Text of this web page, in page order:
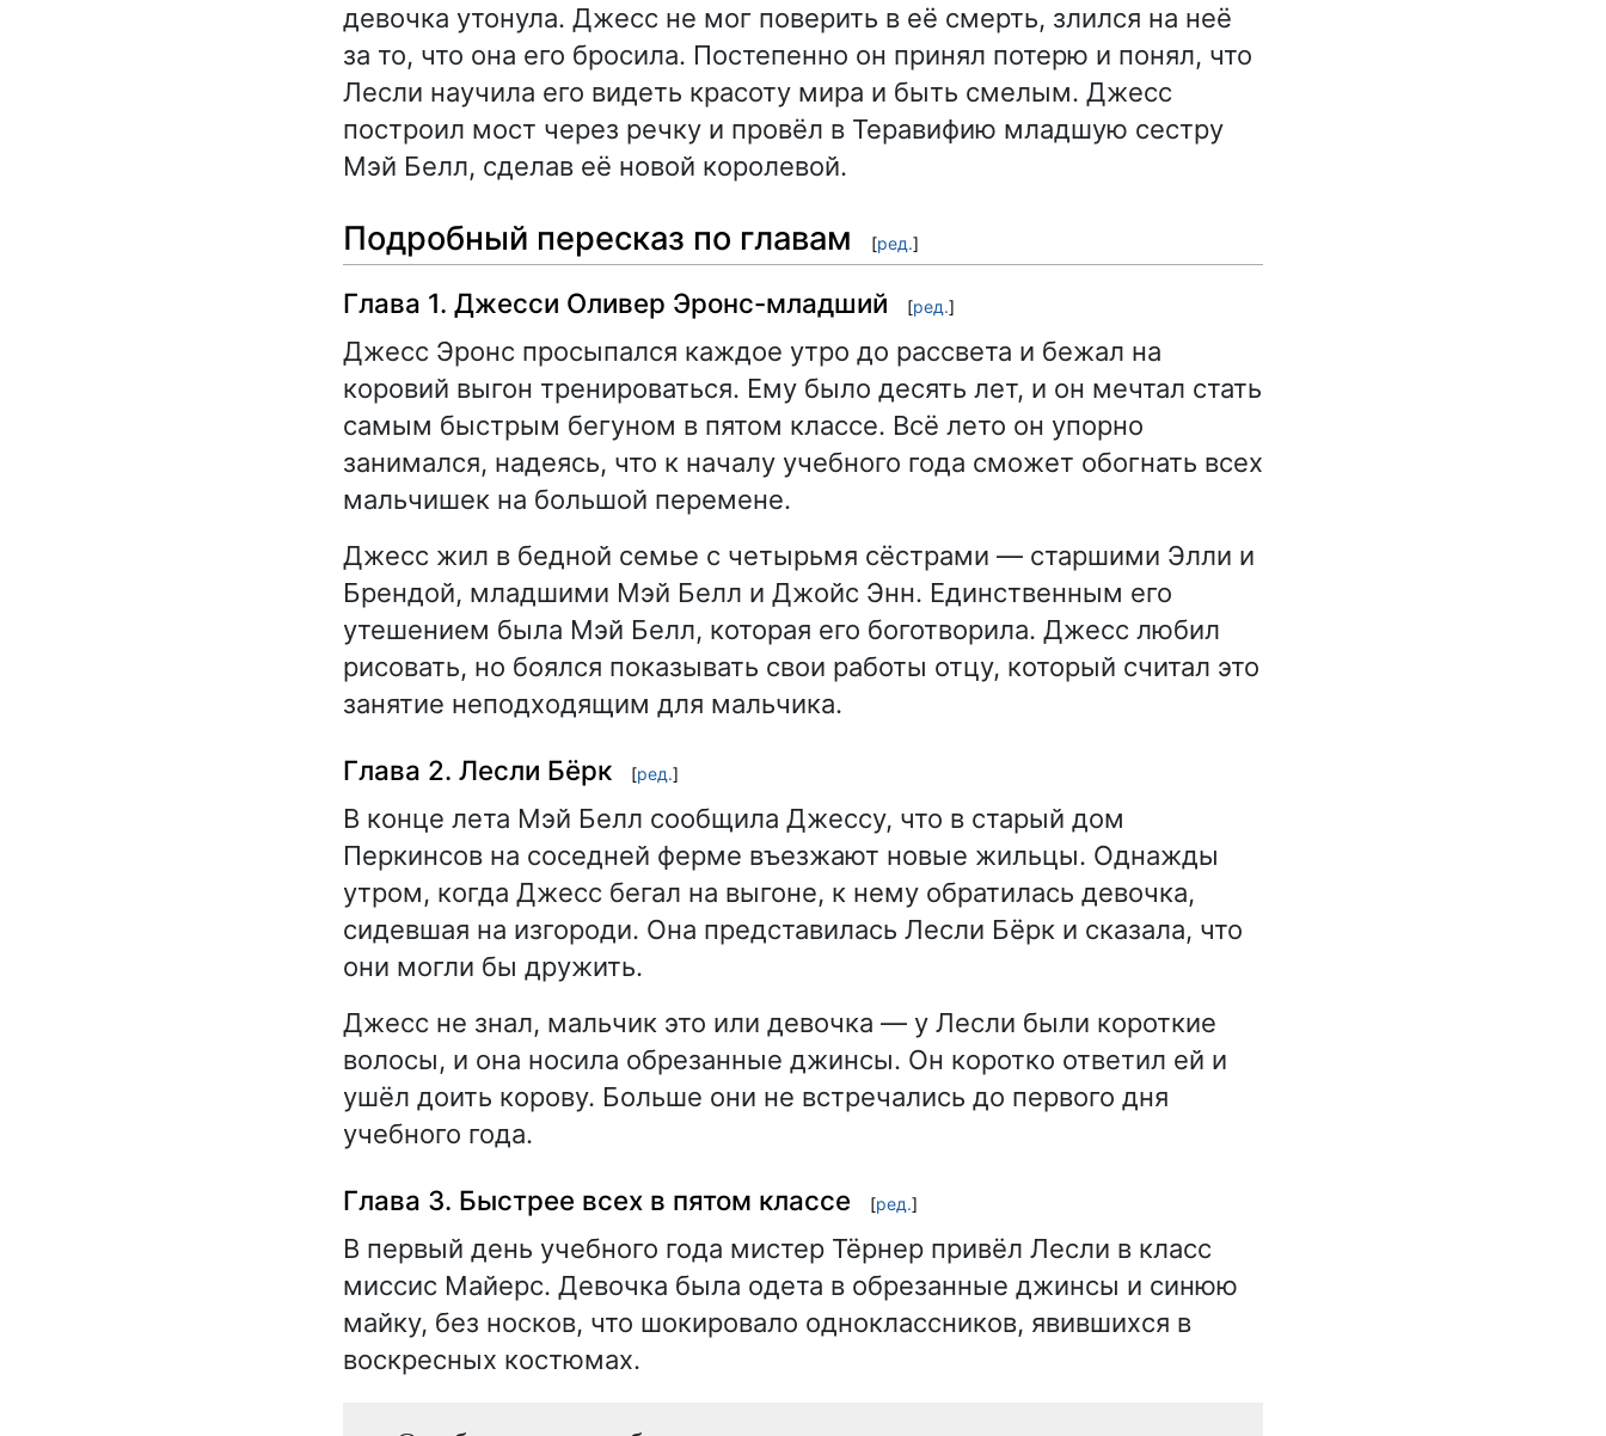
девочка утонула. Джесс не мог поверить в её смерть, злился на неё
за то, что она его бросила. Постепенно он принял потерю и понял, что
Лесли научила его видеть красоту мира и быть смелым. Джесс
построил мост через речку и провёл в Теравифию младшую сестру
Мэй Белл, сделав её новой королевой.
Подробный пересказ по главам [ред.]
Глава 1. Джесси Оливер Эронс-младший [ред.]
Джесс Эронс просыпался каждое утро до рассвета и бежал на
коровий выгон тренироваться. Ему было десять лет, и он мечтал стать
самым быстрым бегуном в пятом классе. Всё лето он упорно
занимался, надеясь, что к началу учебного года сможет обогнать всех
мальчишек на большой перемене.
Джесс жил в бедной семье с четырьмя сёстрами — старшими Элли и
Брендой, младшими Мэй Белл и Джойс Энн. Единственным его
утешением была Мэй Белл, которая его боготворила. Джесс любил
рисовать, но боялся показывать свои работы отцу, который считал это
занятие неподходящим для мальчика.
Глава 2. Лесли Бёрк [ред.]
В конце лета Мэй Белл сообщила Джессу, что в старый дом
Перкинсов на соседней ферме въезжают новые жильцы. Однажды
утром, когда Джесс бегал на выгоне, к нему обратилась девочка,
сидевшая на изгороди. Она представилась Лесли Бёрк и сказала, что
они могли бы дружить.
Джесс не знал, мальчик это или девочка — у Лесли были короткие
волосы, и она носила обрезанные джинсы. Он коротко ответил ей и
ушёл доить корову. Больше они не встречались до первого дня
учебного года.
Глава 3. Быстрее всех в пятом классе [ред.]
В первый день учебного года мистер Тёрнер привёл Лесли в класс
миссис Майерс. Девочка была одета в обрезанные джинсы и синюю
майку, без носков, что шокировало одноклассников, явившихся в
воскресных костюмах.